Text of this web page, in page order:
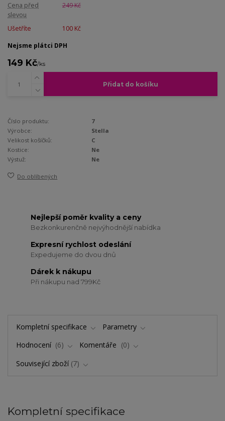
Cena před
slevou
249 Kč
Ušetříte
100 Kč
Nejsme plátci DPH
149 Kč/ks
Přidat do košíku
Číslo produktu:
7
Výrobce:
Stella
Velikost košíčků:
C
Kostice:
Ne
Výstuž:
Ne
Do oblíbených
Nejlepší poměr kvality a ceny
Bezkonkurenčně nejvýhodnější nabídka
Expresní rychlost odeslání
Expedujeme do dvou dnů
Dárek k nákupu
Při nákupu nad 799Kč
Kompletní specifikace
Parametry
Hodnocení
6 Komentáře
0
Související zboží 7
Kompletní specifikace